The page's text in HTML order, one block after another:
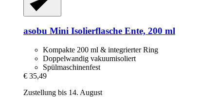
asobu Mini Isolierflasche Ente, 200 ml
Kompakte 200 ml & integrierter Ring
Doppelwandig vakuumisoliert
Spülmaschinenfest
€ 35,49
Zustellung bis 14. August